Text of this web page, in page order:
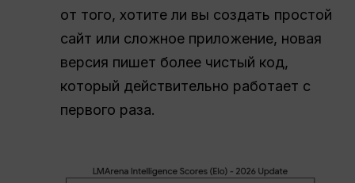
от того, хотите ли вы создать простой
сайт или сложное приложение, новая
версия пишет более чистый код,
который действительно работает с
первого раза.